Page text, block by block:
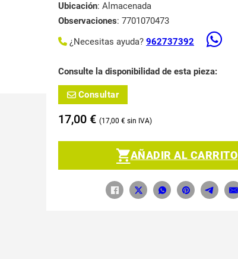
Ubicación: Almacenada
Observaciones: 7701070473
¿Necesitas ayuda? 962737392
Consulte la disponibilidad de esta pieza:
Consultar
17,00 € 17,00 €
AÑADIR AL CARRITO